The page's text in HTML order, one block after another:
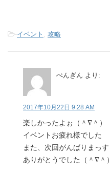
-イベント 攻略
ぺんぎん より:
2017年10月22日 9:28 AM
楽しかったよぉ（＾∇＾）
イベントお疲れ様でした
また、次回がんばりまっす
ありがとうでした（＾∇＾）